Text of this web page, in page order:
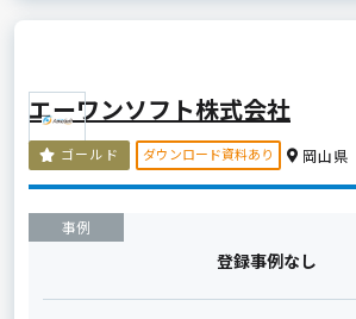
エーワンソフト株式会社
ゴールド ダウンロード資料あり 岡山県
事例
登録事例なし